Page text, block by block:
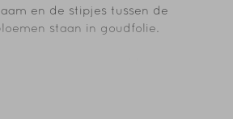
en de stipjes tussen de
staan in goudfolie.
maak je er gemakkelijk je